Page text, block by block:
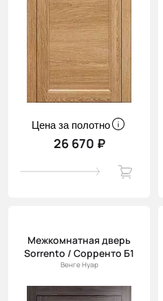
Цена за полотно
26 670 ₽
Межкомнатная дверь
Sorrento / Сорренто Б1
Венге Нуар